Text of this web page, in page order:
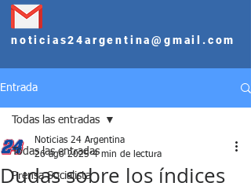
noticias24argentina@gmail.com
Entrada
Todas las entradas
Prensa Socialista
Todas las entradas
Dudas sobre los índices
Noticias 24 Argentina
26 ago 2025 4 min de lectura